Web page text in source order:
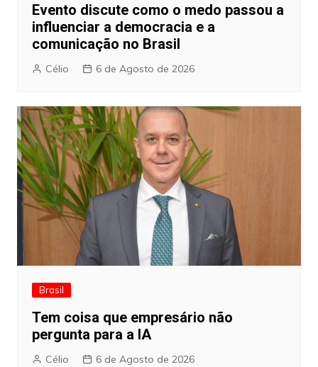
Evento discute como o medo passou a
influenciar a democracia e a
comunicação no Brasil
Célio 6 de Agosto de 2026
Brasil
Tem coisa que empresário não
pergunta para a IA
Célio 6 de Agosto de 2026